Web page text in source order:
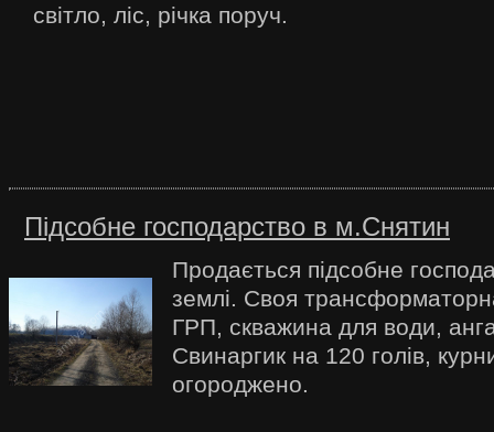
світло, ліс, річка поруч.
Підсобне господарство в м.Снятин
Продається підсобне
землі. Своя
ГРП, скважина для води,
Свинаргик на 120 голів,
огороджено.